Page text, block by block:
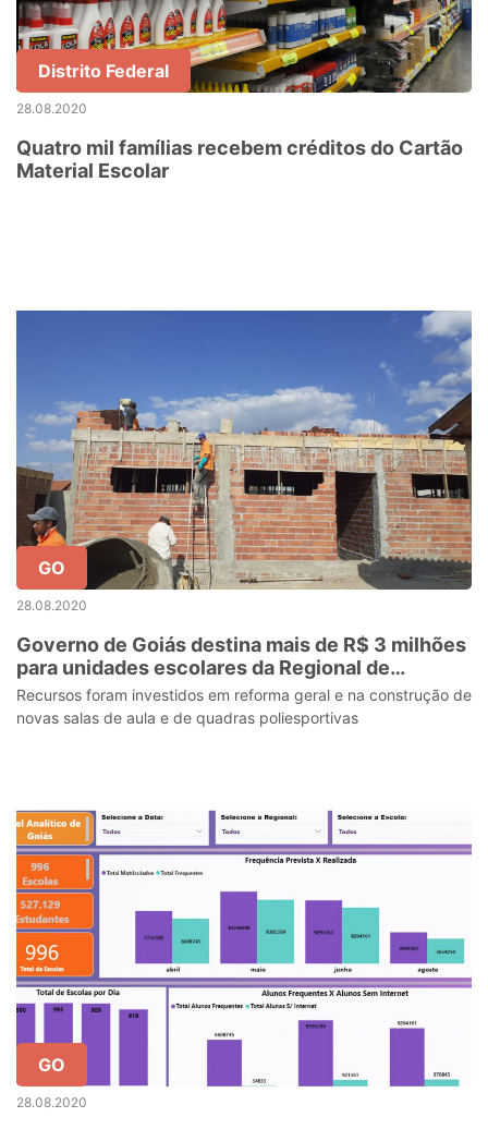
Distrito Federal
28.08.2020
Quatro mil famílias recebem créditos do Cartão
Material Escolar
GO
28.08.2020
Governo de Goiás destina mais de R$ 3 milhões
para unidades escolares da Regional de
Inhumas
Recursos foram investidos em reforma geral e na construção de
novas salas de aula e de quadras poliesportivas
GO
28.08.2020